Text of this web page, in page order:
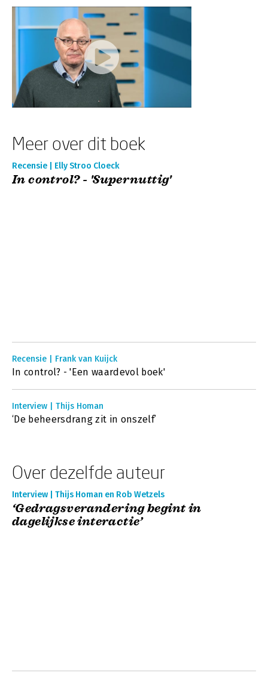
Meer over dit boek
Recensie | Elly Stroo Cloeck
In control? - 'Supernuttig'
Recensie | Frank van Kuijck
In control? - 'Een waardevol boek'
Interview | Thijs Homan
‘De beheersdrang zit in onszelf’
Over dezelfde auteur
Interview | Thijs Homan en Rob Wetzels
‘Gedragsverandering begint in
dagelijkse interactie’